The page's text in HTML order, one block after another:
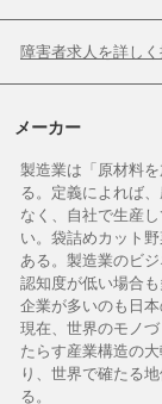
障害者求人を詳し
メーカー
製造業は「原材料
る。定義によれば
なく、自社で生産
い。袋詰めカット
ある。製造業のビ
認知度が低い場合
企業が多いのも日本
現在、世界のモノ
たらす産業構造の
り、世界で確たる
る。